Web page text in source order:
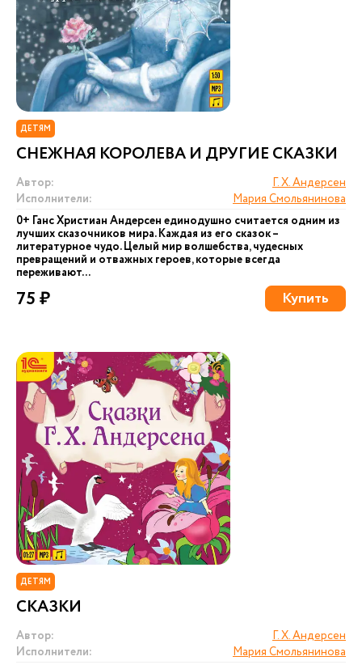
ДЕТЯМ
СНЕЖНАЯ КОРОЛЕВА И ДРУГИЕ СКАЗКИ
Автор:
Г. Х. Андерсен
Исполнители:
Мария Смольянинова
0+ Ганс Христиан Андерсен единодушно считается одним из
лучших сказочников мира. Каждая из его сказок –
литературное чудо. Целый мир волшебства, чудесных
превращений и отважных героев, которые всегда
переживают...
75 ₽ Купить
ДЕТЯМ
СКАЗКИ
Автор:
Г. Х. Андерсен
Исполнители:
Мария Смольянинова